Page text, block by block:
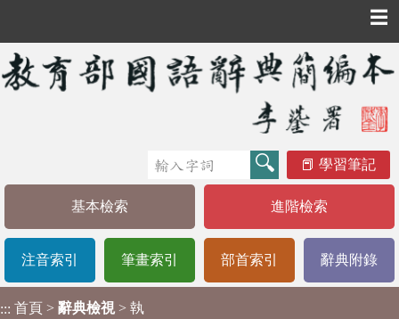
☰
學習筆記
基本檢索 進階檢索
注音索引 筆畫索引 部首索引 辭典附錄
::: 首頁 > 辭典檢視 > 執